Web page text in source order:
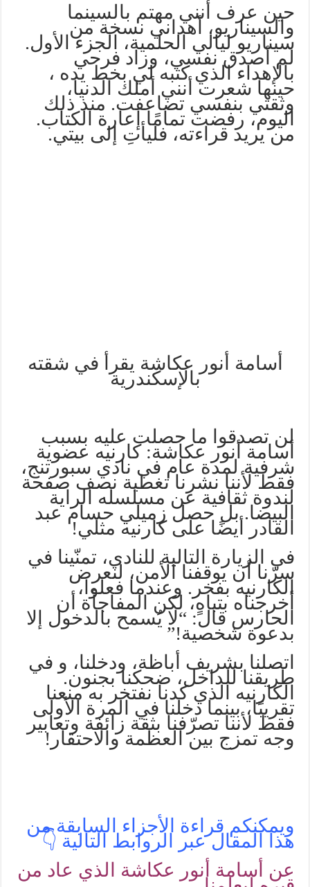
حين عرف أنني مهتم بالسينما
والسيناريو، أهداني نسخة من
سيناريو ليالي الحلمية، الجزء الأول.
لم أصدق نفسي، وزاد فرحي
بالإهداء الذي كتبه لي بخط يده ،
حينها شعرت أنني أملك الدنيا،
وثقتي بنفسي تضاعفت. منذ ذلك
اليوم، رفضت تمامًا إعارة الكتاب.
من يريد قراءته، فليأتِ إلى بيتي.
أسامة أنور عكاشة يقرأ في شقته
بالإسكندرية
لن تصدقوا ما حصلت عليه بسبب
أسامة أنور عكاشة: كارنيه عضوية
شرفية لمدة عام في نادي سبورتنج،
فقط لأننا نشرنا تغطية نصف صفحة
لندوة ثقافية عن مسلسله الراية
البيضا. بل حصل زميلي حسام عبد
القادر أيضًا على كارنيه مثلي!
في الزيارة التالية للنادي، تمنّينا في
سرّنا أن يوقفنا الأمن، لنعرض
الكارنيه بفخر. وعندما فعلوا،
أخرجناه بتباهٍ، لكن المفاجأة أن
الحارس قال: “لا يُسمح بالدخول إلا
بدعوة شخصية!”
اتصلنا بشريف أباظة، ودخلنا، و في
طريقنا للداخل، ضحكنا بجنون.
الكارنيه الذي كدنا نفتخر به منعنا
تقريبًا، بينما دخلنا في المرة الأولى
فقط لأننا تصرّفنا بثقة زائفة وتعابير
وجه تمزج بين العظمة والاحتقار!
ويمكنكم قراءة الأجزاء السابقة من
هذا المقال عبر الروابط التالية 👇
عن أسامة أنور عكاشة الذي عاد من